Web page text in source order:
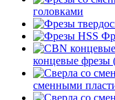
головками
концевые фрезы
сменными